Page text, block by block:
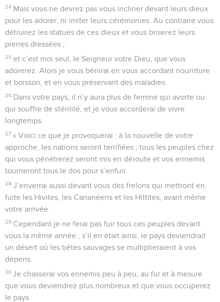
24 Mais vous ne devrez pas vous incliner devant leurs dieux
pour les adorer, ni imiter leurs cérémonies. Au contraire vous
détruirez les statues de ces dieux et vous briserez leurs
pierres dressées ;
25 et c’est moi seul, le Seigneur votre Dieu, que vous
adorerez. Alors je vous bénirai en vous accordant nourriture
et boisson, et en vous préservant des maladies.
26 Dans votre pays, il n’y aura plus de femme qui avorte ou
qui souffre de stérilité, et je vous accorderai de vivre
longtemps.
27 « Voici ce que je provoquerai : à la nouvelle de votre
approche, les nations seront terrifiées ; tous les peuples chez
qui vous pénétrerez seront mis en déroute et vos ennemis
tourneront tous le dos pour s’enfuir.
28 J’enverrai aussi devant vous des frelons qui mettront en
fuite les Hivites, les Cananéens et les Hittites, avant même
votre arrivée.
29 Cependant je ne ferai pas fuir tous ces peuples devant
vous la même année ; s’il en était ainsi, le pays deviendrait
un désert où les bêtes sauvages se multiplieraient à vos
dépens.
30 Je chasserai vos ennemis peu à peu, au fur et à mesure
que vous deviendrez plus nombreux et que vous occuperez
le pays.